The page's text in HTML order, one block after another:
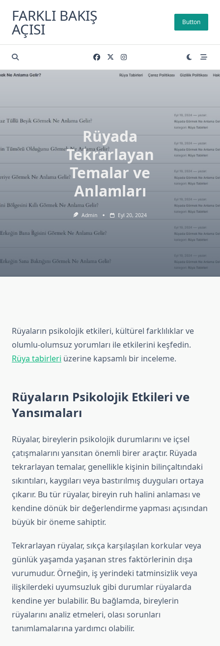
content
FARKLI BAKIŞ
AÇISI Button
Rüyada
Tekrarlayan
Temalar ve
Anlamları
Admin Eyl 20, 2024
Rüyaların psikolojik etkileri, kültürel farklılıklar ve
olumlu-olumsuz yorumları ile etkilerini keşfedin.
Rüya tabirleri üzerine kapsamlı bir inceleme.
Rüyaların Psikolojik Etkileri ve
Yansımaları
Rüyalar, bireylerin psikolojik durumlarını ve içsel
çatışmalarını yansıtan önemli birer araçtır. Rüyada
tekrarlayan temalar, genellikle kişinin bilinçaltındaki
sıkıntıları, kaygıları veya bastırılmış duyguları ortaya
çıkarır. Bu tür rüyalar, bireyin ruh halini anlaması ve
kendine dönük bir değerlendirme yapması açısından
büyük bir öneme sahiptir.
Tekrarlayan rüyalar, sıkça karşılaşılan korkular veya
günlük yaşamda yaşanan stres faktörlerinin dışa
vurumudur. Örneğin, iş yerindeki tatminsizlik veya
ilişkilerdeki uyumsuzluk gibi durumlar rüyalarda
kendine yer bulabilir. Bu bağlamda, bireylerin
rüyalarını analiz etmeleri, olası sorunları
tanımlamalarına yardımcı olabilir.